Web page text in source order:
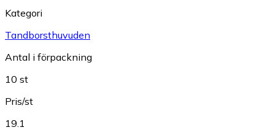
Kategori
Tandborsthuvuden
Antal i förpackning
10 st
Pris/st
19.1